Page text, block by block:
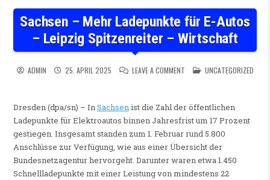
Sachsen – Mehr Ladepunkte für E-Autos
– Leipzig Spitzenreiter – Wirtschaft
ADMIN 25. APRIL 2025 LEAVE A COMMENTON SACHSEN – MEHR
POSTED IN
UNCATEGORIZED
Dresden (dpa/sn) – InSachsenist die Zahl der öffentlichen
Ladepunkte für Elektroautos binnen Jahresfrist um 17 Prozent
gestiegen. Insgesamt standen zum 1. Februar rund 5.800
Anschlüsse zur Verfügung, wie aus einer Übersicht der
Bundesnetzagentur hervorgeht. Darunter waren etwa 1.450
Schnellladepunkte mit einer Leistung von mindestens 22